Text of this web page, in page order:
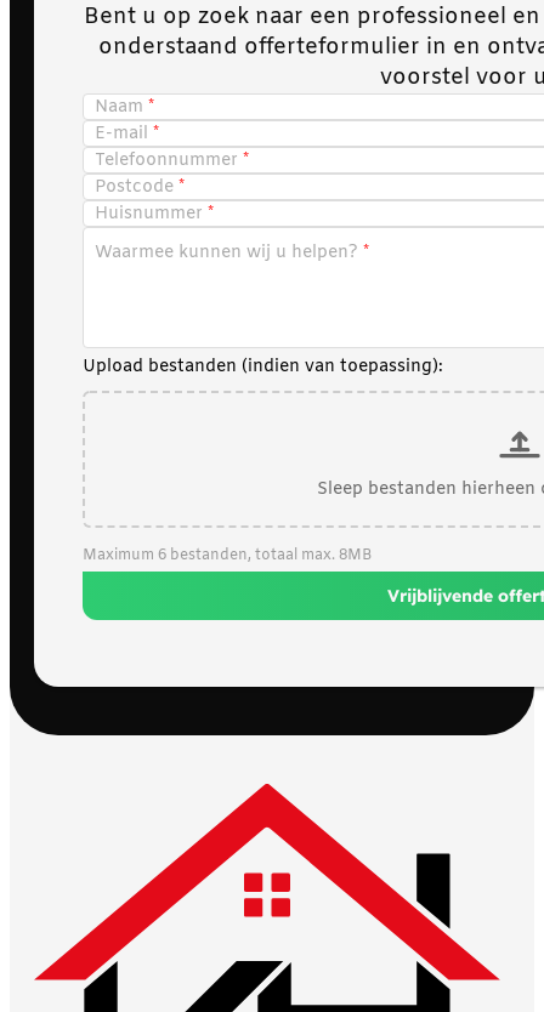
Bent u op zoek naar een professioneel
onderstaand offerteformulier in en
voorstel voor
Naam
E-mail
Telefoonnummer
Postcode
Huisnummer
Waarmee kunnen wij u helpen?
Upload bestanden (indien van toepassing):
Sleep bestanden
Maximum 6 bestanden, totaal max. 8MB
Vrijblijvende